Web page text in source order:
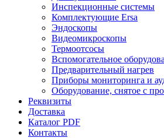
Инспекционные системы
Комплектующие Ersa
Эндоскопы
Видеомикроскопы
Термоотсосы
Вспомогательное
Предварительный нагрев
Приборы мониторинга и
Оборудование, снятое с
Реквизиты
Доставка
Каталог PDF
Контакты